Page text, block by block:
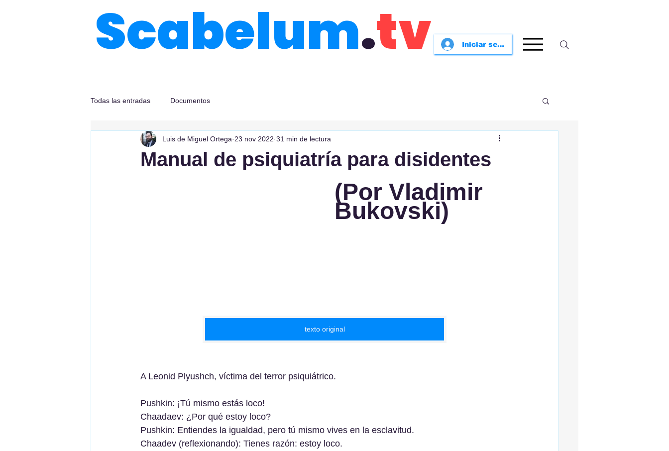
Scabelum.tv Iniciar sesión
Todas las entradas Documentos
Manual de psiquiatría para disidentes
Luis de Miguel Ortega 23 nov 2022 31 min de lectura
(Por Vladimir
Bukovski)
texto original
A Leonid Plyushch, víctima del terror psiquiátrico.
Pushkin: ¡Tú mismo estás loco!
Chaadaev: ¿Por qué estoy loco?
Pushkin: Entiendes la igualdad, pero tú mismo vives en la esclavitud.
Chaadev (reﬂexionando): Tienes razón: estoy loco.